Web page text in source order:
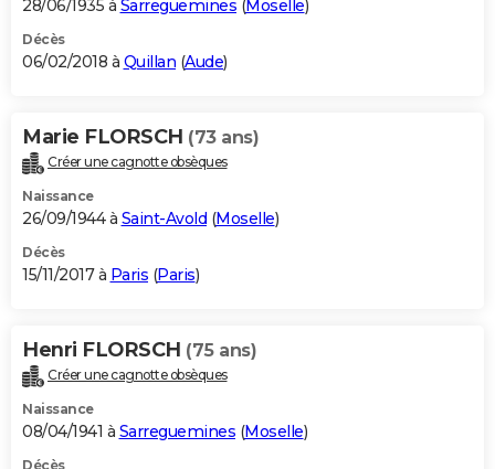
28/06/1935 à Sarreguemines (Moselle)
Décès
06/02/2018 à Quillan (Aude)
Marie FLORSCH (73 ans)
Créer une cagnotte obsèques
Naissance
26/09/1944 à Saint-Avold (Moselle)
Décès
15/11/2017 à Paris (Paris)
Henri FLORSCH (75 ans)
Créer une cagnotte obsèques
Naissance
08/04/1941 à Sarreguemines (Moselle)
Décès